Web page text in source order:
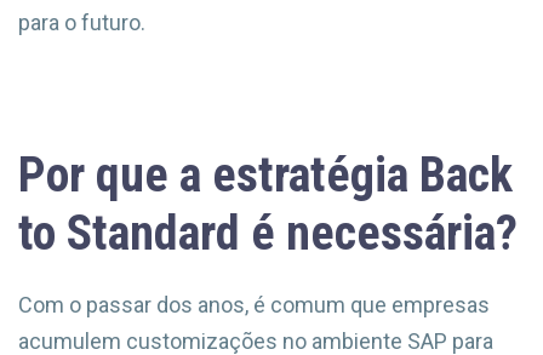
para o futuro.
Por que a estratégia Back
to Standard é necessária?
Com o passar dos anos, é comum que empresas
acumulem customizações no ambiente SAP para